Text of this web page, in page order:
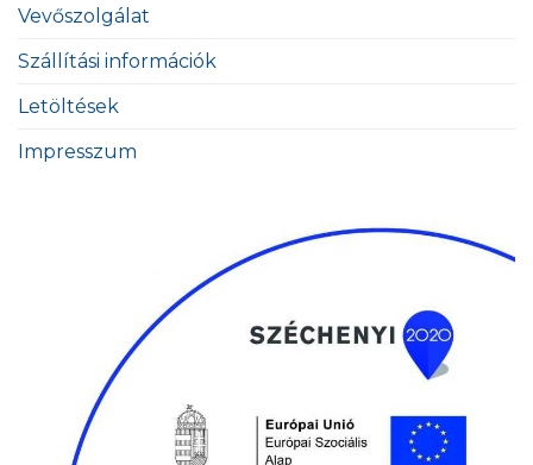
Vevőszolgálat
Szállítási információk
Letöltések
Impresszum